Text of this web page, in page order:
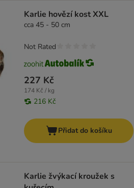
Karlie hovězí kost XXL
cca 45 - 50 cm
227 Kč
174 Kč / kg
216 Kč
Not Rated
Přidat do košíku
Karlie žvýkací kroužek s